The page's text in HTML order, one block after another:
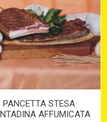
PANCETTA STESA
AFFUMICATA